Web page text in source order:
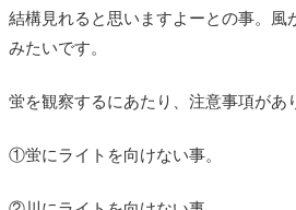
結構見れると思いますよーとの事。風
みたいです。
蛍を観察するにあたり、注意事項があ
①蛍にライトを向けない事。